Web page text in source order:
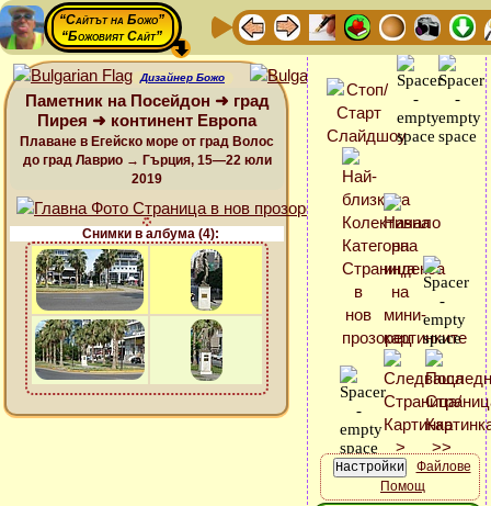
“Сайтът на Божо”
“Божовият Сайт”
Дизайнер Божо
Паметник на Посейдон ➜ град
Пирея ➜ континент Европа
Плаване в Егейско море от град Волос
до град Лаврио → Гърция, 15—22 юли
2019
Снимки в албума (4):
Файлове
Помощ